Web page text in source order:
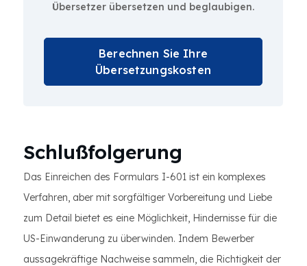
Übersetzer übersetzen und beglaubigen.
Berechnen Sie Ihre
Übersetzungskosten
Schlußfolgerung
Das Einreichen des Formulars I-601 ist ein komplexes
Verfahren, aber mit sorgfältiger Vorbereitung und Liebe
zum Detail bietet es eine Möglichkeit, Hindernisse für die
US-Einwanderung zu überwinden. Indem Bewerber
aussagekräftige Nachweise sammeln, die Richtigkeit der